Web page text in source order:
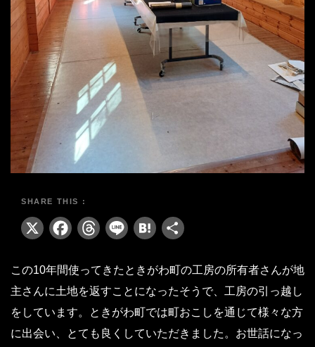
X Facebook
Threads
LineHatena
この10年間使ってきたときがわ町の工房の所有者さんが地
主さんに土地を返すことになったそうで、工房の引っ越し
をしています。ときがわ町では町おこしを通じて様々な方
に出会い、とても良くしていただきました。お世話になっ